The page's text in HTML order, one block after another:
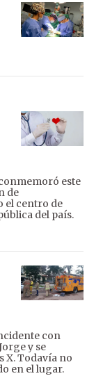
este
de
el centro de
del país.
con
y se
X. Todavía no
en el lugar.